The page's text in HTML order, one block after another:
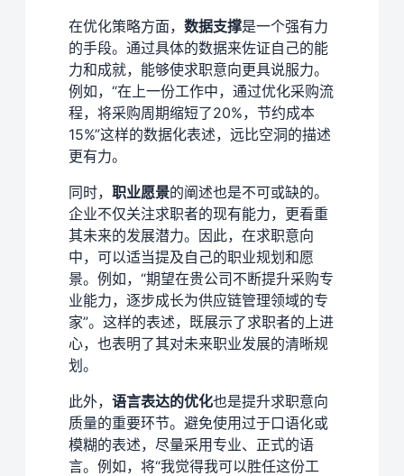
在优化策略方面， 数据支撑是一个强有力
的手段。通过具体的数据来佐证自己的能
力和成就，能够使求职意向更具说服力。
例如，“在上一份工作中，通过优化采购流
程，将采购周期缩短了20%，节约成本
15%”这样的数据化表述，远比空洞的描述
更有力。
同时， 职业愿景的阐述也是不可或缺的。
企业不仅关注求职者的现有能力，更看重
其未来的发展潜力。因此，在求职意向
中，可以适当提及自己的职业规划和愿
景。例如，“期望在贵公司不断提升采购专
业能力，逐步成长为供应链管理领域的专
家”。这样的表述，既展示了求职者的上进
心，也表明了其对未来职业发展的清晰规
划。
此外， 语言表达的优化也是提升求职意向
质量的重要环节。避免使用过于口语化或
模糊的表述，尽量采用专业、正式的语
言。例如，将“我觉得我可以胜任这份工